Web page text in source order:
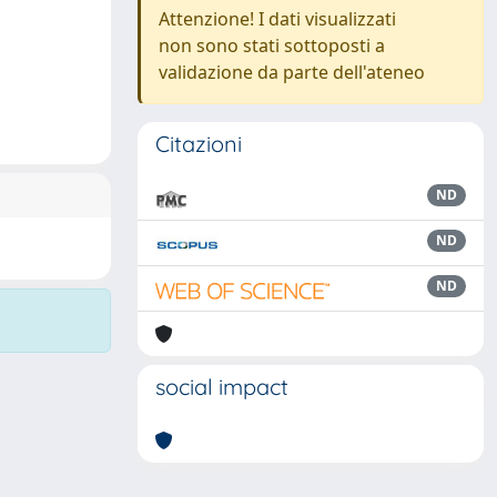
Attenzione! I dati visualizzati
non sono stati sottoposti a
validazione da parte dell'ateneo
Citazioni
ND
ND
ND
social impact